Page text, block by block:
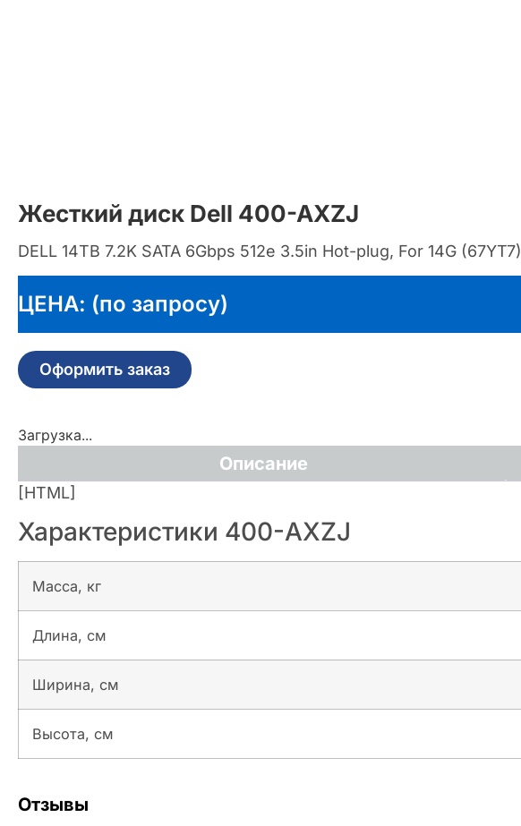
Жесткий диск Dell 400-AXZJ
DELL 14TB 7.2K SATA 6Gbps 512e 3.5in Hot-plug, For 14G (67YT7)
ЦЕНА: (по запросу)
Оформить заказ
Загрузка...
Описание
[HTML]
Характеристики 400-AXZJ
Масса, кг
Длина, см
Ширина, см
Высота, см
Отзывы